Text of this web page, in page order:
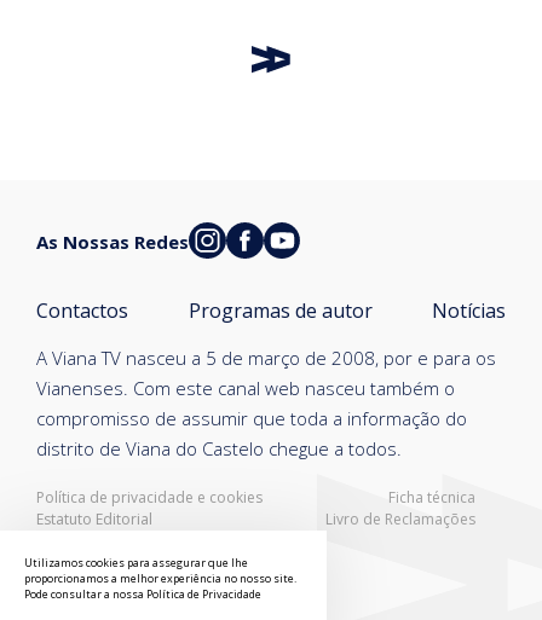
Política de privacidade e cookies
Ficha técnica
Estatuto Editorial
Livro de Reclamações
A Viana TV nasceu a 5 de março de 2008, por e para os
Vianenses. Com este canal web nasceu também o
compromisso de assumir que toda a informação do
distrito de Viana do Castelo chegue a todos.
Contactos Programas de autor Notícias
As Nossas Redes
Utilizamos cookies para assegurar que lhe
proporcionamos a melhor experiência no nosso site.
Pode consultar a nossa Política de Privacidade